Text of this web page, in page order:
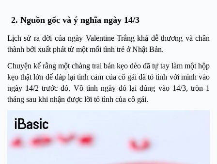
2. Nguồn gốc và ý nghĩa ngày 14/3
Lịch sử ra đời của ngày Valentine Trắng khá dễ thương và chân
thành bởi xuất phát từ một mối tình trẻ ở Nhật Bản.
Chuyện kể rằng một chàng trai bán kẹo dẻo đã tự tay làm một hộp
kẹo thật lớn để đáp lại tình cảm của cô gái đã tỏ tình với mình vào
ngày 14/2 trước đó. Vô tình ngày đó lại đúng vào 14/3, tròn 1
tháng sau khi nhận được lời tỏ tình của cô gái.